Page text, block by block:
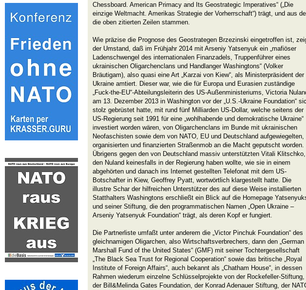
Chessboard. American Primacy and Its Geostrategic Imperatives“ („Die
einzige Weltmacht. Amerikas Strategie der Vorherrschaft“) trägt, und aus
die oben zitierten Zeilen stammen.
Wie präzise die Prognose des Geostrategen Brzezinski eingetroffen ist,
der Umstand, daß im Frühjahr 2014 mit Arseniy Yatsenyuk ein „mafiöser
Ladenschwengel des internationalen Finanzadels, Truppenführer eines
ukrainischen Oligarchenclans und Handlanger Washingtons“ (Volker
Bräutigam), also quasi eine Art „Karzai von Kiew“, als Ministerpräsident der
Ukraine amtiert. Dieser war, wie die für Europa und Eurasien zuständige
„Fuck-the-EU“-Abteilungsleiterin des US-Außenministeriums, Victoria
am 13. Dezember 2013 in Washington vor der „U.S.-Ukraine Foundation“
stolz gebrüstet hatte, mit rund fünf Milliarden US-Dollar, welche seitens der
US-Regierung seit 1991 für eine „wohlhabende und demokratische Ukraine“
investiert worden wären, von Oligarchenclans im Bunde mit ukrainischen
Neofaschisten sowie dem von NATO, EU und Deutschland aufgewiegelten,
organisierten und finanzierten Straßenmob an die Macht geputscht worden.
Übrigens gegen den von Deutschland massiv unterstützten Vitali Klitschko,
den Nuland keinesfalls in der Regierung haben wollte, wie sie in einem
abgehörten und danach ins Internet gestellten Telefonat mit dem US-
Botschafter in Kiew, Geoffrey Pyatt, wortwörtlich klargestellt hatte. Die
illustre Schar der hilfreichen Unterstützer des auf diese Weise installierten
Statthalters Washingtons erschließt ein Blick auf die Homepage
und seiner Stiftung, die den programmatischen Namen „Open Ukraine –
Arseniy Yatsenyuk Foundation“ trägt, als deren Kopf er fungiert.
Die Partnerliste umfaßt unter anderem die „Victor Pinchuk Foundation“ des
gleichnamigen Oligarchen, also Wirtschaftsverbrechers, dann den „German
Marshall Fund of the United States“ (GMF) mit seiner Tochtergesellschaft
„The Black Sea Trust for Regional Cooperation“ sowie das britische „Royal
Institute of Foreign Affairs“, auch bekannt als „Chatham House“, in dessen
Rahmen wiederum einzelne Schlüsselprojekte von der Rockefeller-Stiftung,
der Bill&Melinda Gates Foundation, der Konrad Adenauer Stiftung, der